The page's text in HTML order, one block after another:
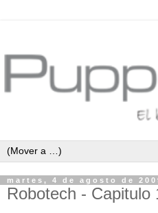
martes, 4 de agosto de
Robotech - Capitulo